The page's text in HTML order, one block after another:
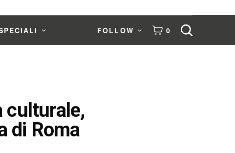
FOLLOW 0
culturale,
di Roma